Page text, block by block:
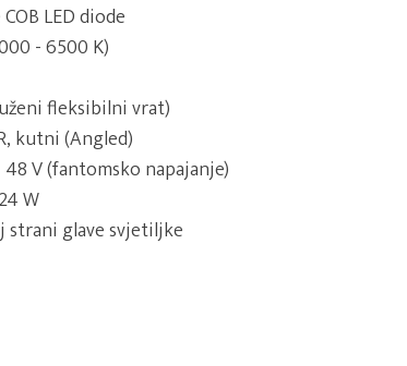
LED diode
- 6500 K)
fleksibilni vrat)
kutni (Angled)
V (fantomsko napajanje)
W
strani glave svjetiljke